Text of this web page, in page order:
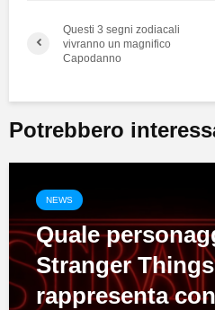
Questi 3 segni zodiacali
vivranno un magnifico
Capodanno
Potrebbero
NEWS
Quale
Stranger
rappresenta